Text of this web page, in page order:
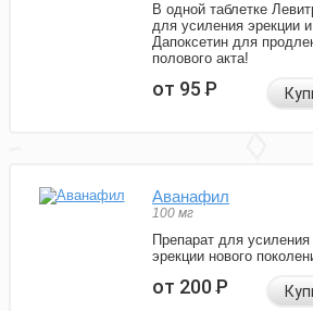
В одной таблетке
для усиления эрекции и
Дапоксетин для
полового акта!
от 95Р
Аванафил
100 мг
Препарат для усиления
эрекции нового
от 200Р